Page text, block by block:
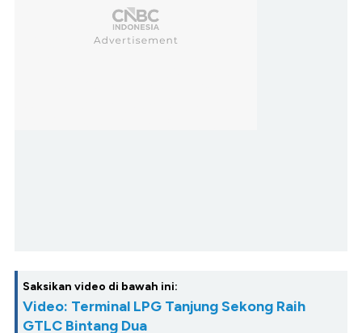
Saksikan video di bawah ini:
Video: Terminal LPG Tanjung Sekong Raih
GTLC Bintang Dua